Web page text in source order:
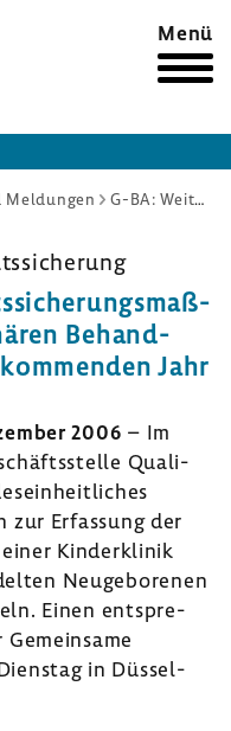
Menü
Meldungen G-BA: Weitere Qualitätssicherungsmaßnahmen bei der stationären Behandlung Neugeborener im kommenden Jahr
Behand­
Jahr
2006 – Im
Quali­
zur Erfas­sung der
Kinder­klinik
Neuge­bo­renen
Einen entspre­
in Düssel­